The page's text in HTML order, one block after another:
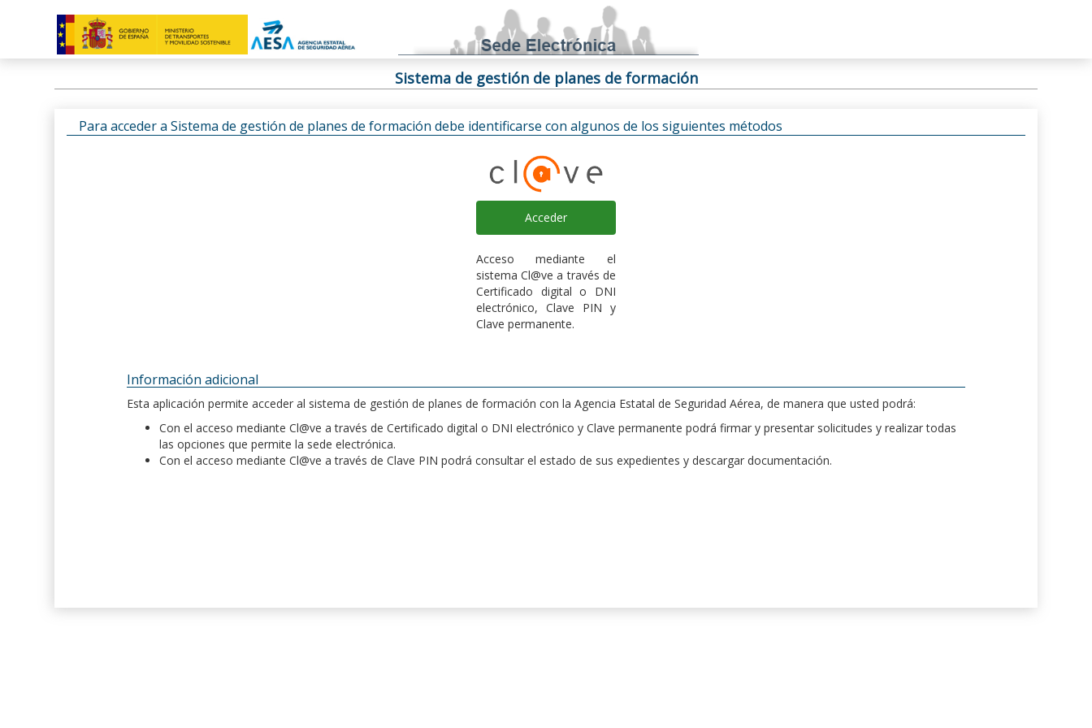
Sistema de gestión de planes de formación
Para acceder a Sistema de gestión de planes de formación debe identificarse con algunos de los siguientes métodos
Acceder
Acceso mediante el
sistema Cl@ve a través de
Certificado digital o DNI
electrónico, Clave PIN y
Clave permanente.
Información adicional
Esta aplicación permite acceder al sistema de gestión de planes de formación con la Agencia Estatal de Seguridad Aérea, de manera que usted podrá:
Con el acceso mediante Cl@ve a través de Certificado digital o DNI electrónico y Clave permanente podrá firmar y presentar solicitudes y realizar todas
las opciones que permite la sede electrónica.
Con el acceso mediante Cl@ve a través de Clave PIN podrá consultar el estado de sus expedientes y descargar documentación.